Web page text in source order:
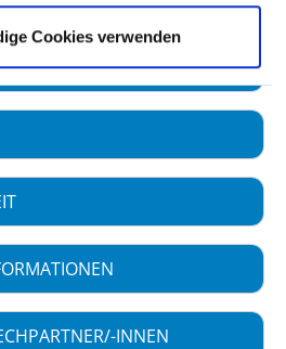
Cookies verwenden
Fachabteilungen
INNEN